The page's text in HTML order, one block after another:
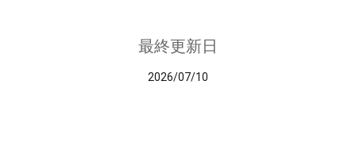
最終更新日
2026/07/10